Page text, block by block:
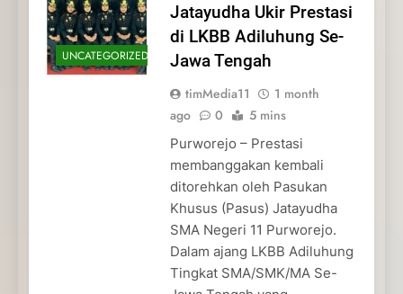
UNCATEGORIZED
Jatayudha Ukir Prestasi
di LKBB Adiluhung Se-
Jawa Tengah
timMedia11
1 month
ago
0 5 mins
Purworejo – Prestasi
membanggakan kembali
ditorehkan oleh Pasukan
Khusus (Pasus) Jatayudha
SMA Negeri 11 Purworejo.
Dalam ajang LKBB Adiluhung
Tingkat SMA/SMK/MA Se-